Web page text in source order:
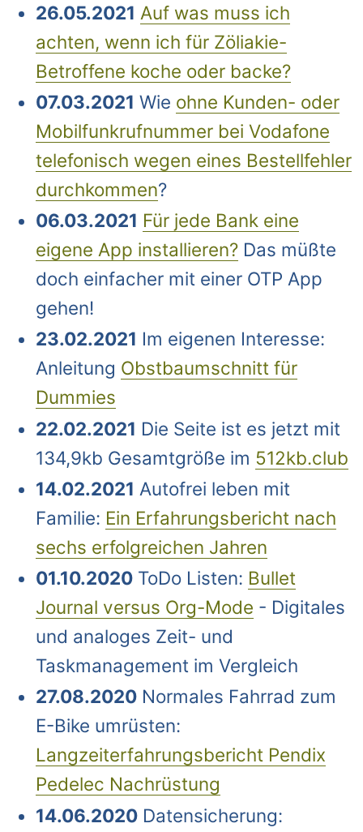
26.05.2021 Auf was muss ich
achten, wenn ich für Zöliakie-
Betroffene koche oder backe?
07.03.2021 Wie ohne Kunden- oder
Mobilfunkrufnummer bei Vodafone
telefonisch wegen eines Bestellfehler
durchkommen?
06.03.2021 Für jede Bank eine
eigene App installieren? Das müßte
doch einfacher mit einer OTP App
gehen!
23.02.2021 Im eigenen Interesse:
Anleitung Obstbaumschnitt für
Dummies
22.02.2021 Die Seite ist es jetzt mit
134,9kb Gesamtgröße im 512kb.club
14.02.2021 Autofrei leben mit
Familie: Ein Erfahrungsbericht nach
sechs erfolgreichen Jahren
01.10.2020 ToDo Listen: Bullet
Journal versus Org-Mode - Digitales
und analoges Zeit- und
Taskmanagement im Vergleich
27.08.2020 Normales Fahrrad zum
E-Bike umrüsten:
Langzeiterfahrungsbericht Pendix
Pedelec Nachrüstung
14.06.2020 Datensicherung: